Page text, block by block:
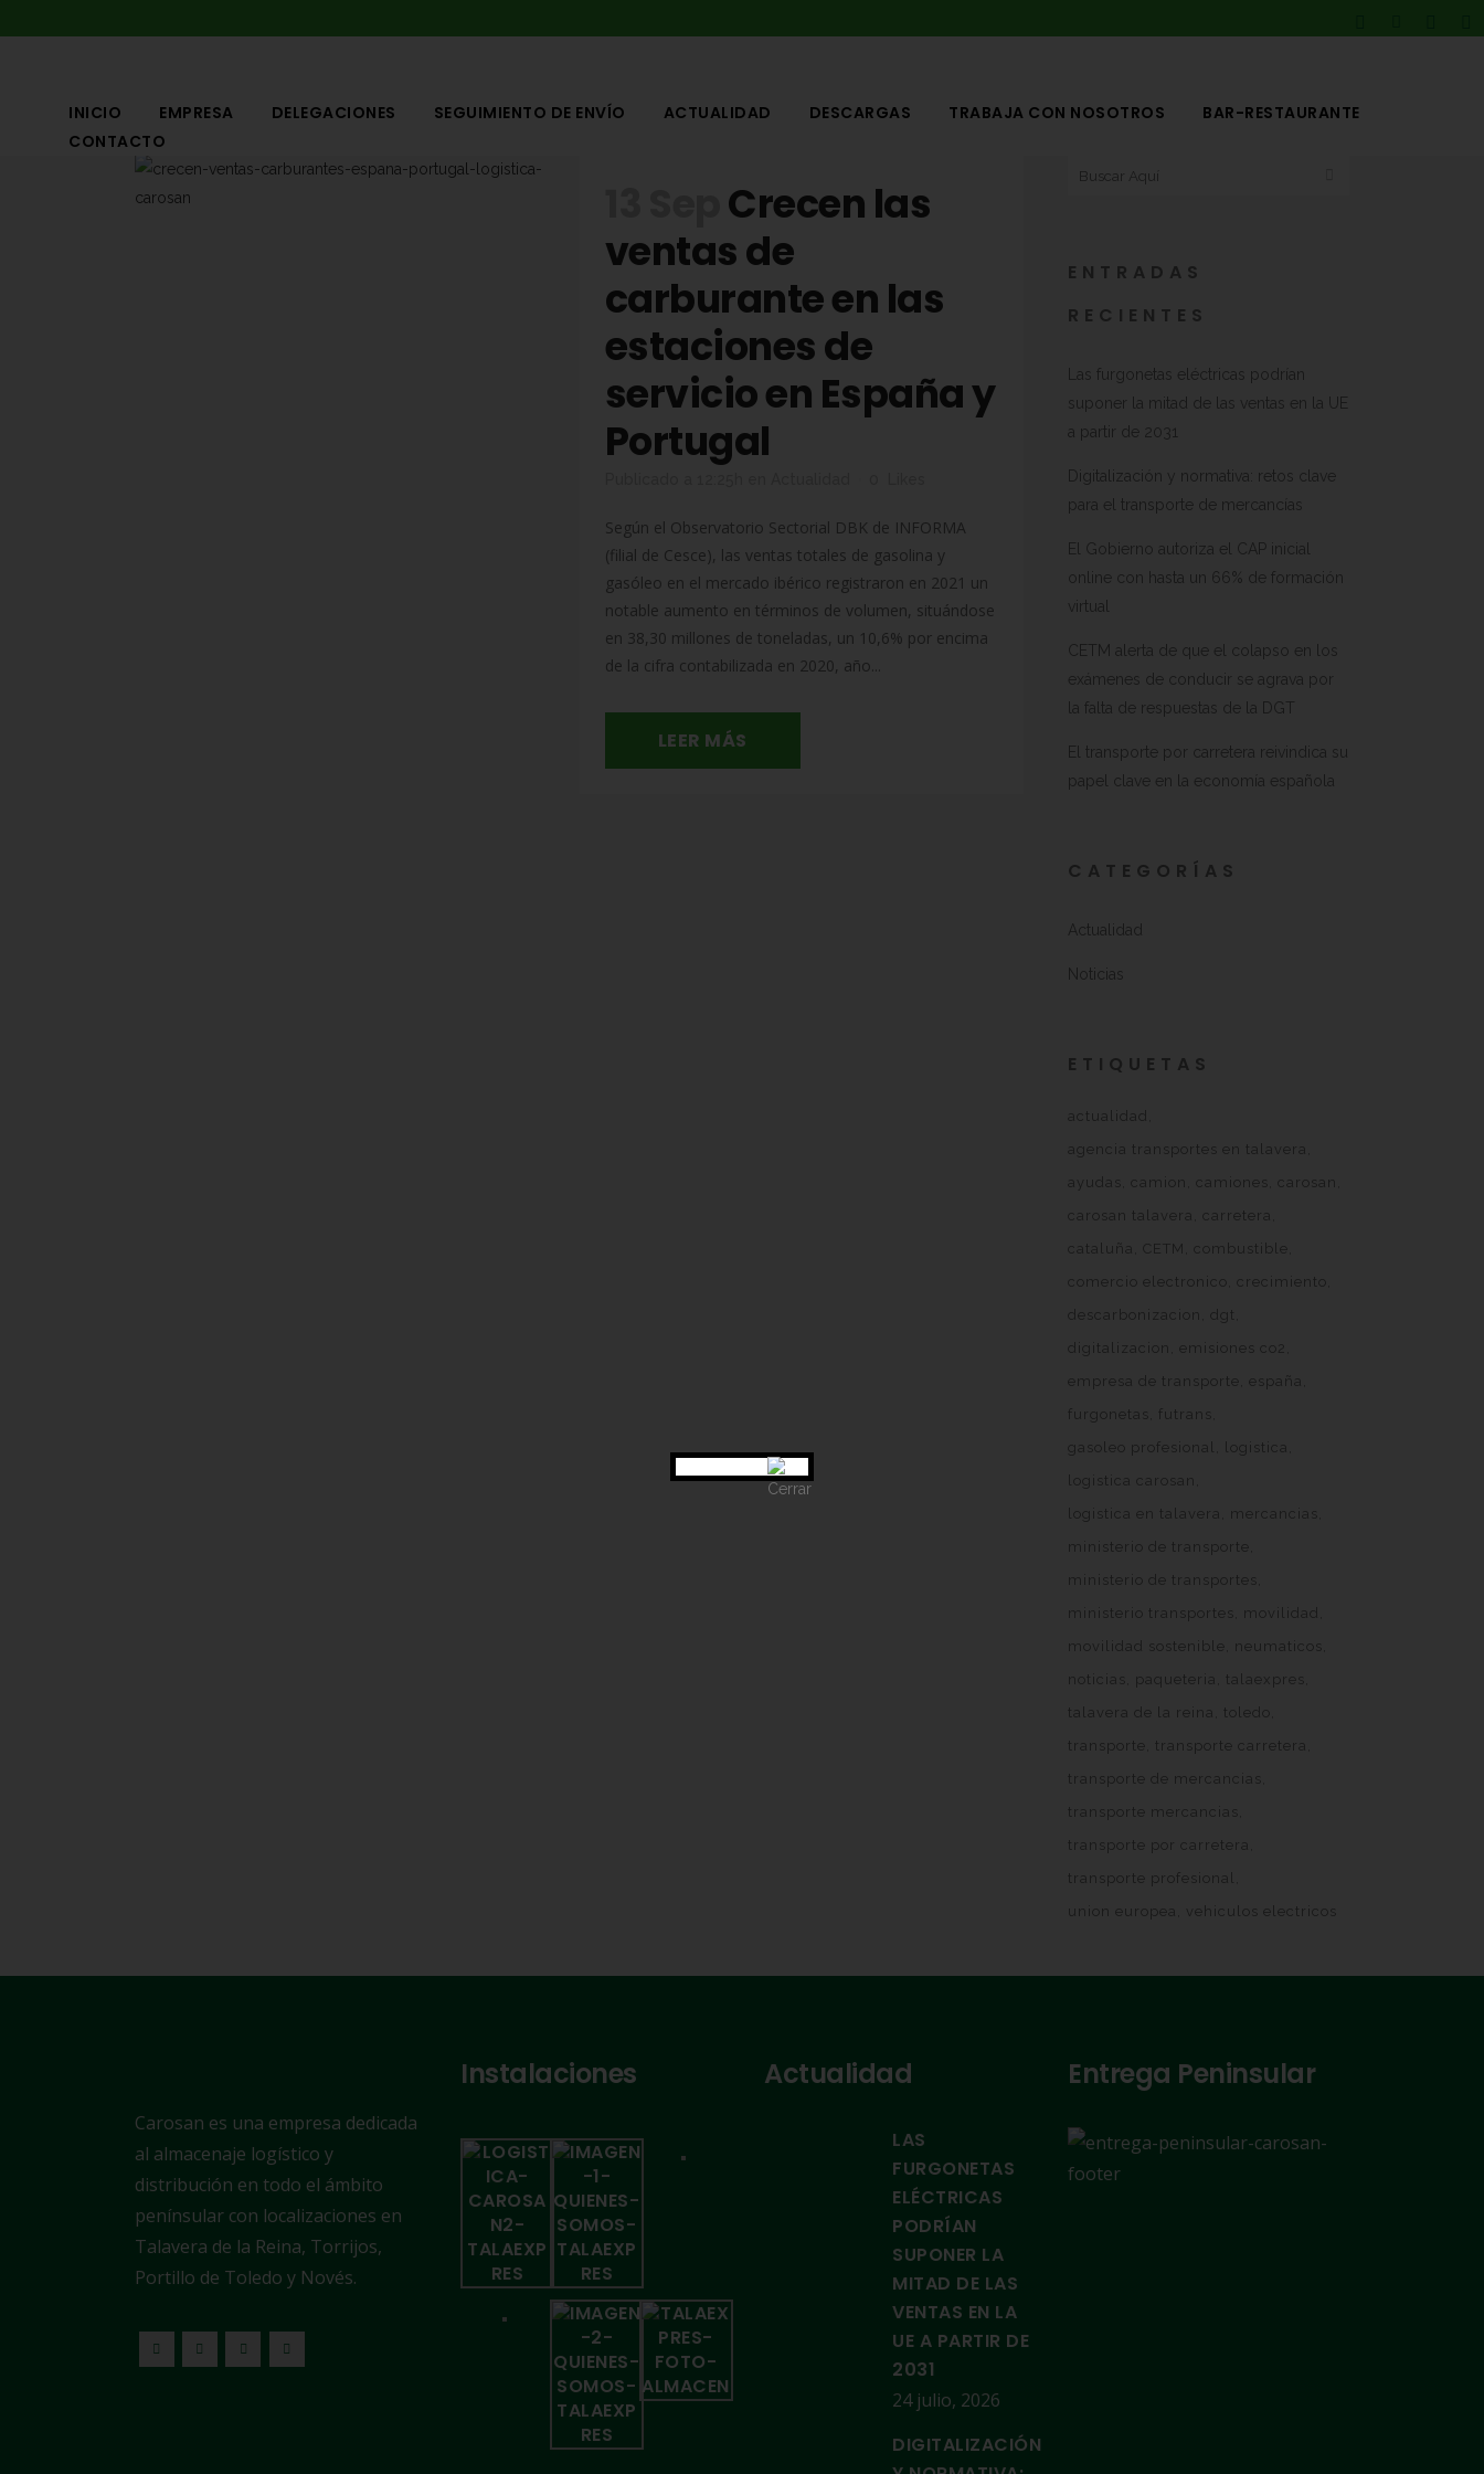
INICIO EMPRESA DELEGACIONES SEGUIMIENTO DE ENVÍO ACTUALIDAD DESCARGAS TRABAJA CON NOSOTROS
BAR-RESTAURANTE
CONTACTO
Crecen las
ventas de
carburante en las
estaciones de
servicio en España y
Portugal
Según el Observatorio Sectorial DBK de INFORMA
(filial de Cesce), las ventas totales de gasolina y
gasóleo en el mercado ibérico registraron en 2021 un
notable aumento en términos de volumen, situándose
en 38,30 millones de toneladas, un 10,6% por encima
de la cifra contabilizada en 2020, año...
LEER MÁS
ENTRADAS
RECIENTES
Las furgonetas eléctricas podrían
suponer la mitad de las ventas en la UE
a partir de 2031
Digitalización y normativa: retos clave
para el transporte de mercancías
El Gobierno autoriza el CAP inicial
online con hasta un 66% de formación
virtual
CETM alerta de que el colapso en los
exámenes de conducir se agrava por
la falta de respuestas de la DGT
El transporte por carretera reivindica su
papel clave en la economía española
CATEGORÍAS
Actualidad
Noticias
ETIQUETAS
actualidad
agencia transportes en talavera
ayudas
camion camiones
carosan
carosan talavera
carretera
cataluña
CETM
combustible
comercio electronico
crecimiento
descarbonizacion
dgt
digitalizacion
emisiones co2
empresa de transporte
españa
furgonetas
futrans
gasoleo profesional
logistica
logistica carosan
logistica en talavera
mercancias
ministerio de transporte
ministerio de transportes
ministerio transportes
movilidad
movilidad sostenible
neumaticos
noticias
paqueteria
talaexpres
talavera de la reina
toledo
transporte
transporte carretera
transporte de mercancias
transporte mercancias
transporte por carretera
transporte profesional
union europea
vehiculos electricos
Carosan es una empresa dedicada
al almacenaje logístico y
distribución en todo el ámbito
penínsular con localizaciones en
Talavera de la Reina, Torrijos,
Portillo de Toledo y Novés.
Instalaciones Actualidad
LAS
FURGONETAS
ELÉCTRICAS
PODRÍAN
SUPONER LA
MITAD DE LAS
VENTAS EN LA
UE A PARTIR DE
2031
24 julio, 2026
DIGITALIZACIÓN
Entrega Peninsular